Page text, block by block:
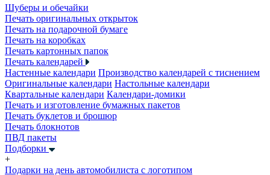
Шуберы и обечайки
Печать оригинальных открыток
Печать на подарочной бумаге
Печать на коробках
Печать картонных папок
Печать календарей
Настенные календари Производство календарей с тиснением
Оригинальные календари Настольные календари
Квартальные календари Календари-домики
Печать и изготовление бумажных пакетов
Печать буклетов и брошюр
Печать блокнотов
ПВД пакеты
Подборки
+
Подарки на день автомобилиста с логотипом